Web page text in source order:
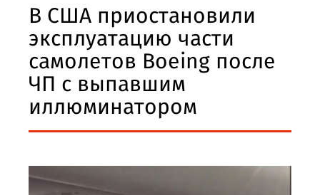
В США приостановили
эксплуатацию части
самолетов Boeing после
ЧП с выпавшим
иллюминатором